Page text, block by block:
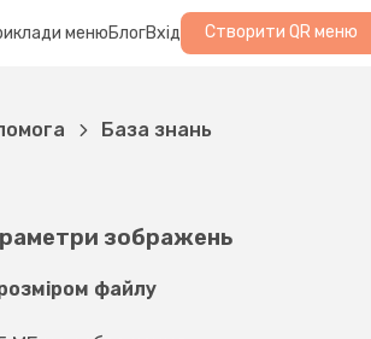
менюБлогВхід Створити QR меню
База знань
зображень
файлу